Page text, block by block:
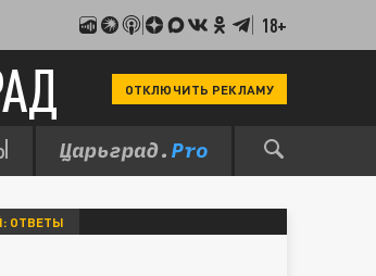
18+
ОТКЛЮЧИТЬ РЕКЛАМУ
ОТВЕТЫ